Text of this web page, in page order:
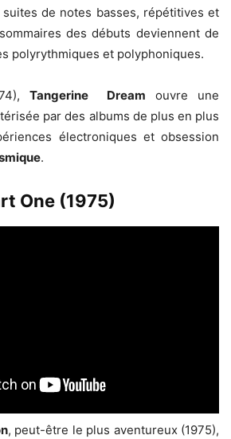
de notes basses, répétitives et
des débuts deviennent de
polyrythmiques et polyphoniques.
Tangerine Dream ouvre une
par des albums de plus en plus
électroniques et obsession
.
One (1975)
, peut-être le plus aventureux (1975),